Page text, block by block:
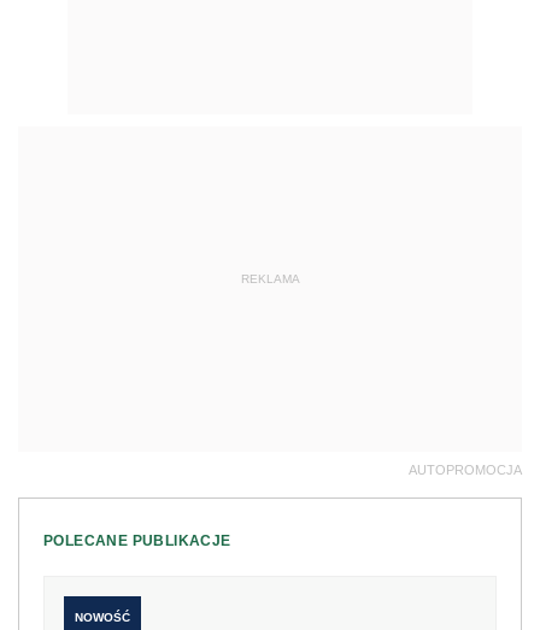
REKLAMA
AUTOPROMOCJA
POLECANE PUBLIKACJE
NOWOŚĆ